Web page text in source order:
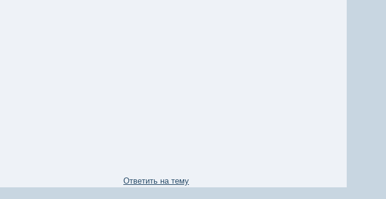
Ответить на тему